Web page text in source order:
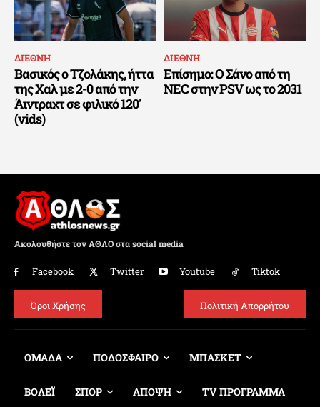
ΔΙΕΘΝΗ
Βασικός ο Τζολάκης, ήττα
της Χαλ με 2-0 από την
Άιντραχτ σε φιλικό 120′
(vids)
ΔΙΕΘΝΗ
Επίσημο: Ο Σάνο από τη
NEC στην PSV ως το 2031
Ακολουθήστε τον ΑΘΛΟ στα social media
Facebook Twitter Youtube Tiktok
Όροι Χρήσης Πολιτική Απορρήτου
ΟΜΑΔΑ ΠΟΔΟΣΦΑΙΡΟ ΜΠΑΣΚΕΤ
ΒΟΛΕΪ ΣΠΟΡ ΑΠΟΨΗ TV ΠΡΟΓΡΑΜΜΑ